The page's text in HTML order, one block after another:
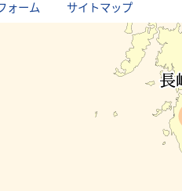
ォーム サイトマップ